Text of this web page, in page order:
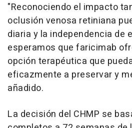
"Reconociendo el impacto
oclusión venosa retiniana
diaria y la independencia de
esperamos que faricimab
opción terapéutica que
eficazmente a preservar y
añadido.
La decisión del CHMP se